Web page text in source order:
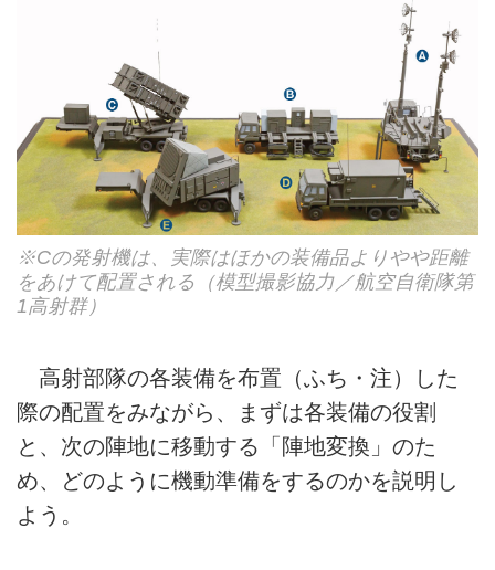
※Cの発射機は、実際はほかの装備品よりやや距離
をあけて配置される（模型撮影協力／航空自衛隊第
1高射群）
高射部隊の各装備を布置（ふち・注）した
際の配置をみながら、まずは各装備の役割
と、次の陣地に移動する「陣地変換」のた
め、どのように機動準備をするのかを説明し
よう。